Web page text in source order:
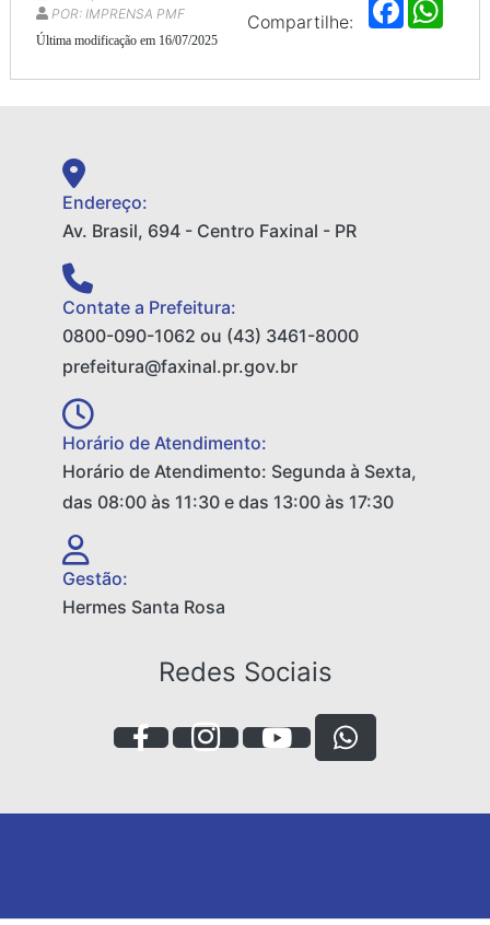
Compartilhe:
a
POR: IMPRENSA PMF
Última modificação em 16/07/2025
Endereço:
Av. Brasil, 694 - Centro Faxinal - PR
Contate a Prefeitura:
0800-090-1062 ou (43) 3461-8000
prefeitura@faxinal.pr.gov.br
Horário de Atendimento:
Horário de Atendimento: Segunda à Sexta,
das 08:00 às 11:30 e das 13:00 às 17:30
Gestão:
Hermes Santa Rosa
Redes Sociais